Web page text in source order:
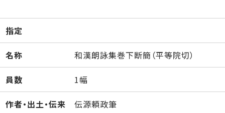
指定
名称 和漢朗詠集巻下断簡（平等院切）
員数 1幅
作者・出土・伝来 伝源頼政筆